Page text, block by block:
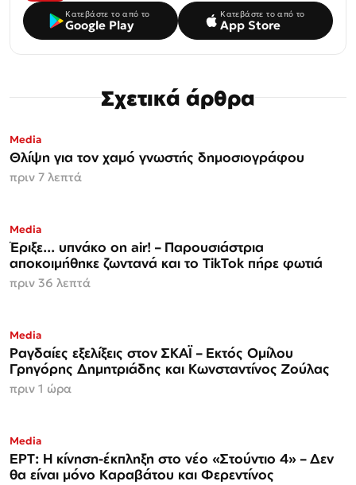
Κατεβάστε το από το
Google Play
Κατεβάστε το από το
App Store
Σχετικά άρθρα
Media
Θλίψη για τον χαμό γνωστής δημοσιογράφου
πριν 7 λεπτά
Media
Έριξε... υπνάκο on air! – Παρουσιάστρια
αποκοιμήθηκε ζωντανά και το TikTok πήρε φωτιά
πριν 36 λεπτά
Media
Ραγδαίες εξελίξεις στον ΣΚΑΪ – Εκτός Ομίλου
Γρηγόρης Δημητριάδης και Κωνσταντίνος Ζούλας
πριν 1 ώρα
Media
ΕΡΤ: Η κίνηση-έκπληξη στο νέο «Στούντιο 4» – Δεν
θα είναι μόνο Καραβάτου και Φερεντίνος